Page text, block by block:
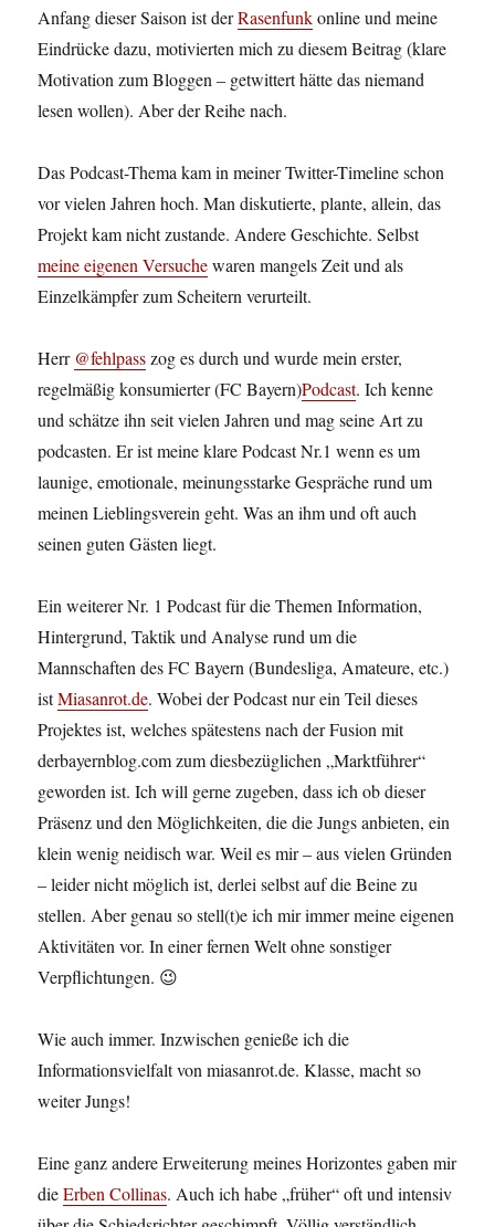
Anfang dieser Saison ist derRasenfunkonline und meine
Eindrücke dazu, motivierten mich zu diesem Beitrag (klare
Motivation zum Bloggen – getwittert hätte das niemand
lesen wollen). Aber der Reihe nach.
Das Podcast-Thema kam in meiner Twitter-Timeline schon
vor vielen Jahren hoch. Man diskutierte, plante, allein, das
Projekt kam nicht zustande. Andere Geschichte. Selbst
meine eigenen Versuchewaren mangels Zeit und als
Einzelkämpfer zum Scheitern verurteilt.
Herr @fehlpasszog es durch und wurde mein erster,
regelmäßig konsumierter (FC Bayern)Podcast. Ich kenne
und schätze ihn seit vielen Jahren und mag seine Art zu
podcasten. Er ist meine klare Podcast Nr.1 wenn es um
launige, emotionale, meinungsstarke Gespräche rund um
meinen Lieblingsverein geht. Was an ihm und oft auch
seinen guten Gästen liegt.
Ein weiterer Nr. 1 Podcast für die Themen Information,
Hintergrund, Taktik und Analyse rund um die
Mannschaften des FC Bayern (Bundesliga, Amateure, etc.)
istMiasanrot.de. Wobei der Podcast nur ein Teil dieses
Projektes ist, welches spätestens nach der Fusion mit
derbayernblog.com zum diesbezüglichen „Marktführer“
geworden ist. Ich will gerne zugeben, dass ich ob dieser
Präsenz und den Möglichkeiten, die die Jungs anbieten, ein
klein wenig neidisch war. Weil es mir – aus vielen Gründen
– leider nicht möglich ist, derlei selbst auf die Beine zu
stellen. Aber genau so stell(t)e ich mir immer meine eigenen
Aktivitäten vor. In einer fernen Welt ohne sonstiger
Verpflichtungen. 😉
Wie auch immer. Inzwischen genieße ich die
Informationsvielfalt von miasanrot.de. Klasse, macht so
weiter Jungs!
Eine ganz andere Erweiterung meines Horizontes gaben mir
dieErben Collinas. Auch ich habe „früher“ oft und intensiv